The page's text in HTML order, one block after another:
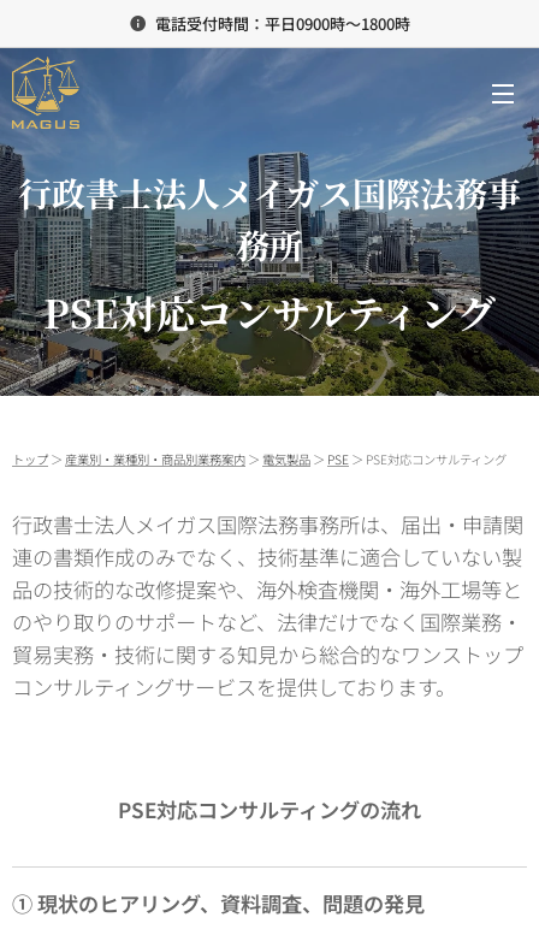
電話受付時間：平日0900時～1800時
行政書士法人メイガス国際法務事
務所
PSE対応コンサルティング
トップ ＞ 産業別・業種別・商品別業務案内 ＞ 電気製品 ＞ PSE ＞ PSE対応コンサルティング
行政書士法人メイガス国際法務事務所は、届出・申請関
連の書類作成のみでなく、技術基準に適合していない製
品の技術的な改修提案や、海外検査機関・海外工場等と
のやり取りのサポートなど、法律だけでなく国際業務・
貿易実務・技術に関する知見から総合的なワンストップ
コンサルティングサービスを提供しております。
PSE対応コンサルティングの流れ
① 現状のヒアリング、資料調査、問題の発見